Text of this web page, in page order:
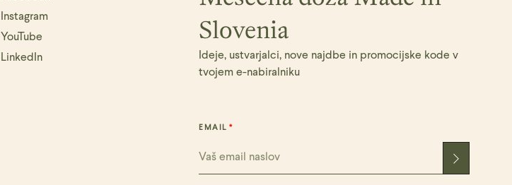
Instagram
YouTube
LinkedIn
Slovenia
Ideje, ustvarjalci, nove najdbe in promocijske kode v
tvojem e-nabiralniku
EMAIL